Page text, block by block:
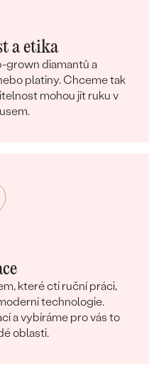
a etika
grown diamantů a
platiny. Chceme tak
mohou jít ruku v
které ctí ruční práci,
technologie.
a vybíráme pro vás to
oblasti.